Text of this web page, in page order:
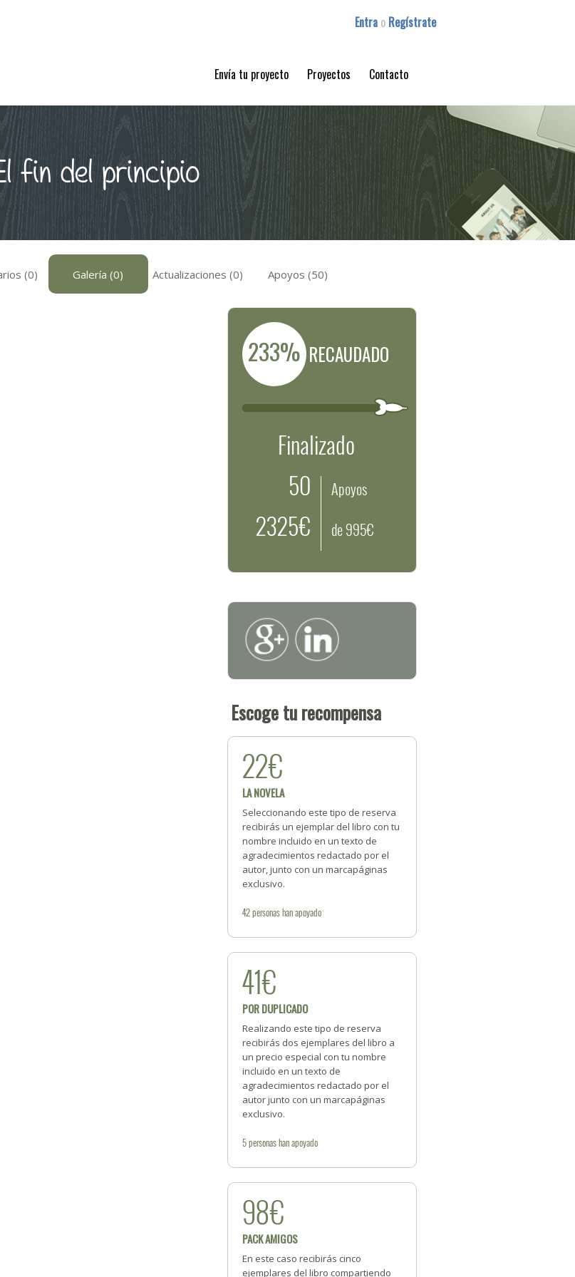
Entra o Regístrate
Envía tu proyecto Proyectos Contacto
fin del principio
(0) Galería (0) Actualizaciones (0) Apoyos (50)
233% RECAUDADO
Finalizado
50
2325€
Apoyos
de 995€
Escoge tu recompensa
22€
LA NOVELA
Seleccionando este tipo de reserva
recibirás un ejemplar del libro con tu
nombre incluido en un texto de
agradecimientos redactado por el
autor, junto con un marcapáginas
exclusivo.
42personashan apoyado
41€
POR DUPLICADO
Realizando este tipo de reserva
recibirás dos ejemplares del libro a
un precio especial con tu nombre
incluido en un texto de
agradecimientos redactado por el
autor junto con un marcapáginas
exclusivo.
5personashan apoyado
98€
PACK AMIGOS
En este caso recibirás cinco
ejemplares del libro compartiendo